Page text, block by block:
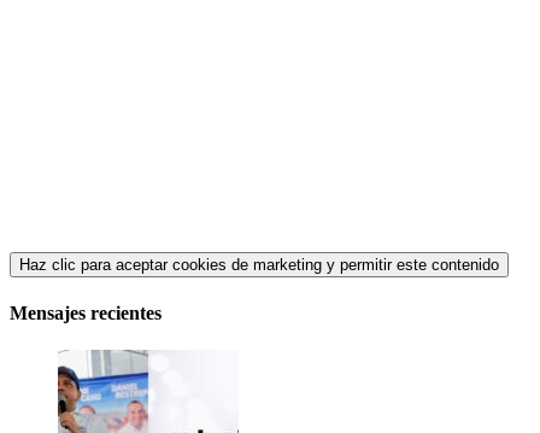
Haz clic para aceptar cookies de marketing y permitir este contenido
Mensajes recientes